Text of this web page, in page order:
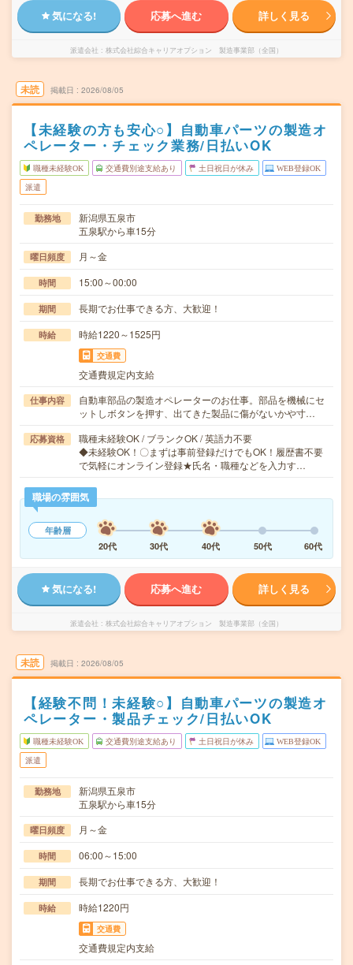
気になる! 応募へ進む 詳しく見る
派遣会社 株式会社綜合キャリアオプション 製造事業部（全国）
未読 掲載日 2026/08/05
【未経験の方も安心○】自動車パーツの製造オ
ペレーター・チェック業務/日払いOK
職種未経験OK 交通費別途支給あり 土日祝日が休み WEB登録OK
派遣
勤務地
新潟県五泉市
五泉駅から車15分
曜日頻度 月～金
時間 15:00～00:00
期間 長期でお仕事できる方、大歓迎！
時給 時給1220～1525円
交通費
交通費規定内支給
仕事内容
自動車部品の製造オペレーターのお仕事。部品を機械にセ
ットしボタンを押す、出てきた製品に傷がないかや寸…
応募資格
職種未経験OK / ブランクOK / 英語力不要
◆未経験OK！〇まずは事前登録だけでもOK！履歴書不要
で気軽にオンライン登録★氏名・職種などを入力す…
職場の雰囲気
年齢層
20代
30代 40代 50代 60代
気になる! 応募へ進む 詳しく見る
派遣会社 株式会社綜合キャリアオプション 製造事業部（全国）
未読 掲載日 2026/08/05
【経験不問！未経験○】自動車パーツの製造オ
ペレーター・製品チェック/日払いOK
職種未経験OK 交通費別途支給あり 土日祝日が休み WEB登録OK
派遣
勤務地
新潟県五泉市
五泉駅から車15分
曜日頻度 月～金
時間 06:00～15:00
期間 長期でお仕事できる方、大歓迎！
時給 時給1220円
交通費
交通費規定内支給